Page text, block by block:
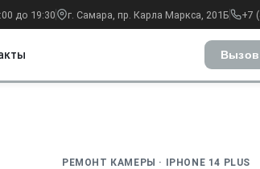
до 19:30 г. Самара, пр. Карла Маркса, 201Б +7
Вызов
РЕМОНТ КАМЕРЫ · IPHONE 14 PLUS